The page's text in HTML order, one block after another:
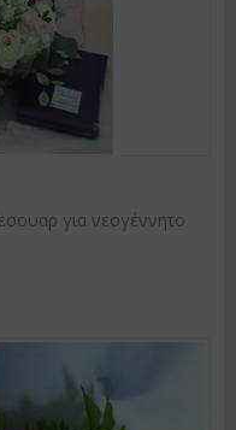
για νεογέννητο